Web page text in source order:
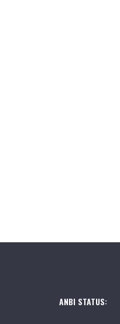
ANBI STATUS: